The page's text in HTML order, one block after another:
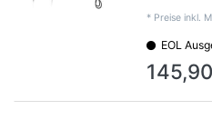
* Preise inkl.
EOL